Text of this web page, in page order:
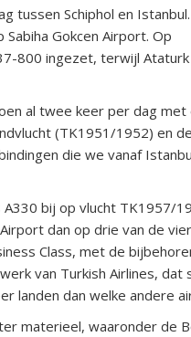
tussen Schiphol en
Gokcen Airport. Op
800 ingezet, terwijl Ataturk
al twee keer per dag
(TK1951/1952) en de
die we vanaf
bij op vlucht TK1957/
dan op drie van de
Class, met de
van Turkish Airlines, dat
landen dan welke andere
materieel, waaronder de